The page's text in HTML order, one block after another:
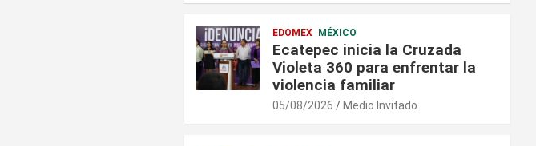
EDOMEX MÉXICO
Ecatepec inicia la Cruzada
Violeta 360 para enfrentar la
violencia familiar
05/08/2026 Medio Invitado